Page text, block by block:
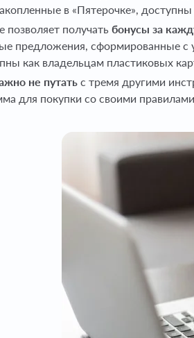
в «Пятерочке», доступны
позволяет получать бонусы за
предложения, сформированные
как владельцам пластиковых
не путать с тремя другими
для покупки со своими